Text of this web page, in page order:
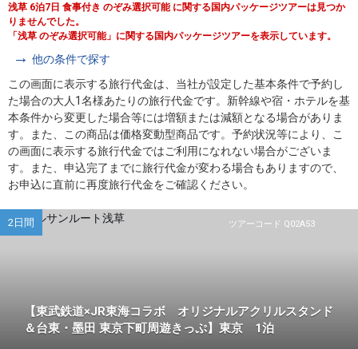
浅草 6泊7日 食事付き のぞみ選択可能 に関する国内パッケージツアーは見つか
りませんでした。
「浅草 のぞみ選択可能」に関する国内パッケージツアーを表示しています。
他の条件で探す
この画面に表示する旅行代金は、当社が設定した基本条件で予約し
た場合の大人1名様あたりの旅行代金です。新幹線や宿・ホテルを基
本条件から変更した場合等には増額または減額となる場合がありま
す。また、この商品は価格変動型商品です。予約状況等により、こ
の画面に表示する旅行代金ではご利用になれない場合がございま
す。また、申込完了までに旅行代金が変わる場合もありますので、
お申込に直前に再度旅行代金をご確認ください。
ツアーコード Q02A53
2日間
【東武鉄道×JR東海コラボ オリジナルアクリルスタンド
＆台東・墨田 東京下町周遊きっぷ】東京 1泊